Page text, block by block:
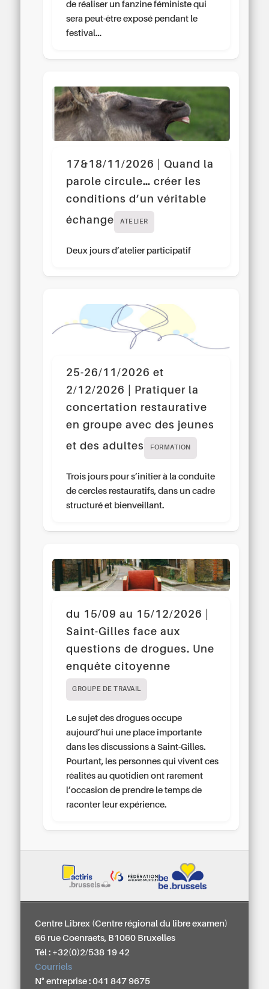
de réaliser un fanzine féministe qui
sera peut-être exposé pendant le
festival…
17&18/11/2026 | Quand la
parole circule… créer les
conditions d’un véritable
échange
ATELIER
Deux jours d’atelier participatif
25-26/11/2026 et
2/12/2026 | Pratiquer la
concertation restaurative
en groupe avec des jeunes
et des adultes
FORMATION
Trois jours pour s’initier à la conduite
de cercles restauratifs, dans un cadre
structuré et bienveillant.
du 15/09 au 15/12/2026 |
Saint-Gilles face aux
questions de drogues. Une
enquête citoyenne
GROUPE DE TRAVAIL
Le sujet des drogues occupe
aujourd’hui une place importante
dans les discussions à Saint-Gilles.
Pourtant, les personnes qui vivent ces
réalités au quotidien ont rarement
l’occasion de prendre le temps de
raconter leur expérience.
Centre Librex (Centre régional du libre examen)
66 rue Coenraets, B1060 Bruxelles
Tél : +32(0)2/538 19 42
Courriels
N° entreprise : 041 847 9675